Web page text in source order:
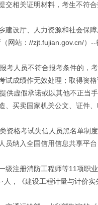
交相关证明材料，考生不符
设厅、人力资源和社会保障
网站：//zjt.fujian.gov.cn/）
人员不符合报考条件的，
试成绩作无效处理；取得资
虚假承诺或以其他不正当手
、买卖国家机关公文、证件
格考试失信人员黑名单制
纳入全国信用信息共享平台
注册消防工程师等11项职
，《建设工程计量与计价实